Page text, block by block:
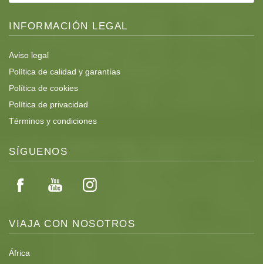
INFORMACIÓN LEGAL
Aviso legal
Política de calidad y garantías
Política de cookies
Política de privacidad
Términos y condiciones
SÍGUENOS
VIAJA CON NOSOTROS
África